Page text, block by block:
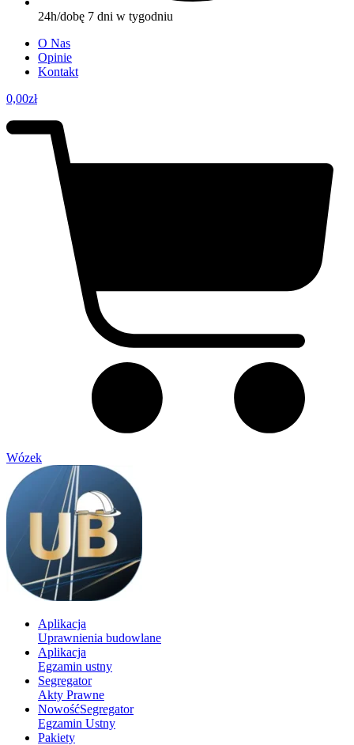
24h/dobę 7 dni w tygodniu
O Nas
Opinie
Kontakt
0,00zł
Wózek
Aplikacja
Uprawnienia budowlane
Aplikacja
Egzamin ustny
Segregator
Akty Prawne
NowośćSegregator
Egzamin Ustny
Pakiety